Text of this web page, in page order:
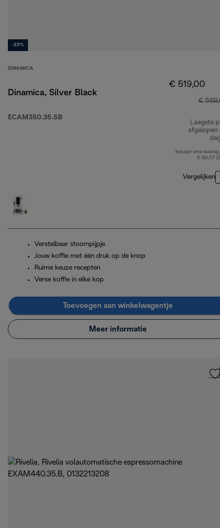
-23%
DINAMICA
Dinamica, Silver Black
ECAM350.35.SB
€ 519,00
€
Laagste
afgelopen
Inclusief btw-bedrag
€ 90,07
Vergelijken
Verstelbaar stoompijpje
Jouw koffie met één druk op de knop
Ruime keuze recepten
Verse koffie in elke kop
Toevoegen aan winkelwagentje
Meer informatie